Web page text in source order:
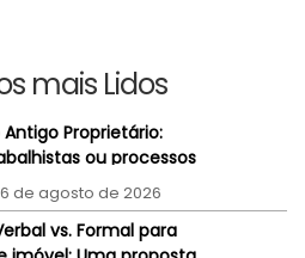
mais Lidos
Proprietário:
ou processos
vendedor podem
imóvel recém-
de agosto de 2026
vs. Formal para